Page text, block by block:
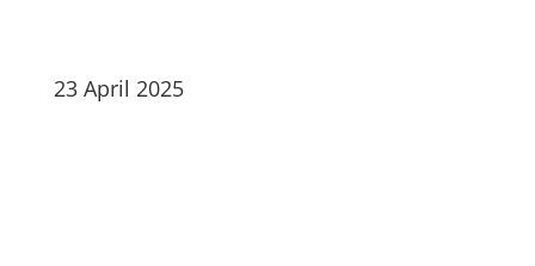
23 April 2025